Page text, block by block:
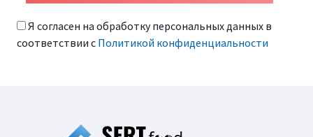
Я согласен на обработку персональных данных в
соответствии с Политикой конфиденциальности